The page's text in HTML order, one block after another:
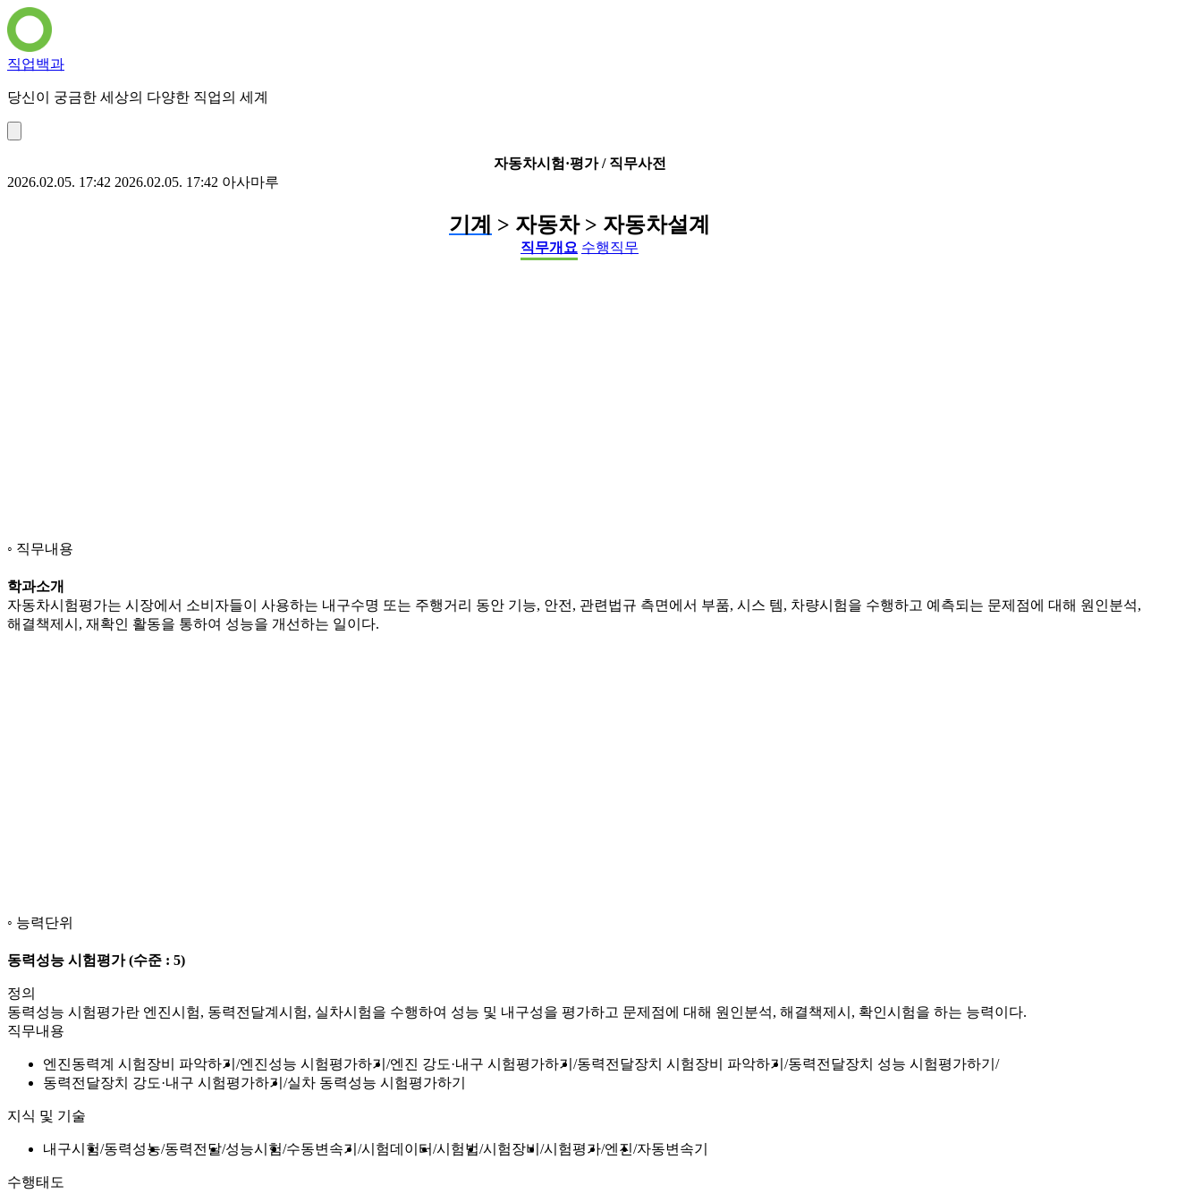
직업백과
당신이 궁금한 세상의 다양한 직업의 세계
자동차시험·평가 / 직무사전
2026.02.05. 17:42 2026.02.05. 17:42 아사마루
기계 > 자동차 > 자동차설계
직무개요 수행직무
직무내용
학과소개
자동차시험평가는 시장에서 소비자들이 사용하는 내구수명 또는 주행거리 동안 기능, 안전, 관련법규 측면에서 부품, 시스 템, 차량시험을 수행하고 예측되는 문제점에 대해 원인분석,
해결책제시, 재확인 활동을 통하여 성능을 개선하는 일이다.
능력단위
동력성능 시험평가(수준 : 5)
정의
동력성능 시험평가란 엔진시험, 동력전달계시험, 실차시험을 수행하여 성능 및 내구성을 평가하고 문제점에 대해 원인분석, 해결책제시, 확인시험을 하는 능력이다.
직무내용
엔진동력계 시험장비 파악하기 엔진성능 시험평가하기 엔진 강도·내구 시험평가하기 동력전달장치 시험장비 파악하기
동력전달장치 성능 시험평가하기
동력전달장치 강도·내구 시험평가하기
실차 동력성능 시험평가하기
지식 및 기술
내구시험 동력성능 동력전달 성능시험 수동변속기 시험데이터 시험법 시험장비 시험평가 엔진 자동변속기
수행태도